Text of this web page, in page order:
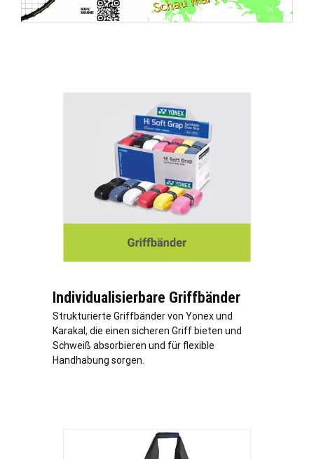
Individualisierbare Griffbänder
Strukturierte Griffbänder von Yonex und
Karakal, die einen sicheren Griff bieten und
Schweiß absorbieren und für flexible
Handhabung sorgen.